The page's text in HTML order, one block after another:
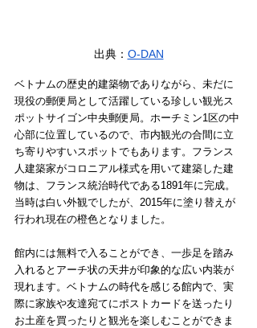
出典： O-DAN
ベトナムの歴史的建築物でありながら、未だに
現役の郵便局として活躍している珍しい観光ス
ポットサイゴン中央郵便局。ホーチミン1区の中
心部に位置しているので、市内観光の合間に立
ち寄りやすいスポットでもあります。フランス
人建築家がコロニアル様式を用いて建築した建
物は、フランス統治時代である1891年に完成。
当時は白い外観でしたが、2015年に塗り替えが
行われ現在の橙色となりました。
館内には無料で入ることができ、一歩足を踏み
入れるとアーチ状の天井が印象的な広い内装が
現れます。ベトナムの時代を感じる館内で、実
際に家族や友達宛てにポストカードを送ったり
お土産を買ったりと観光を楽しむことができま